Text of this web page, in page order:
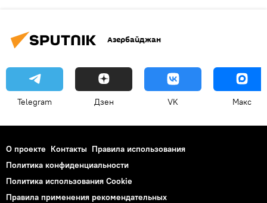
Азербайджан
Telegram Дзен VK Макс
О проекте Контакты Правила использования
Политика конфиденциальности
Политика использования Cookie
Правила применения рекомендательных